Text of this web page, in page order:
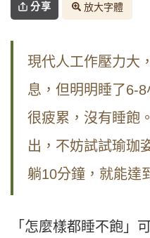
分享 放大字體
現代人工作壓力大
息，但明明睡了6-
很疲累，沒有睡飽
出，不妨試試瑜珈
躺10分鐘，就能達
「怎麼樣都睡不飽」